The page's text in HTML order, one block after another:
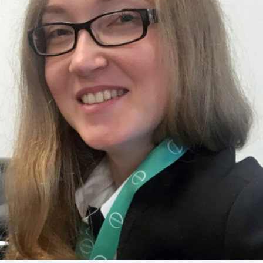
СТРУКТУРА
Президія НАН України
Апарат Президії
Секція фізико-технічних і математичних
Секція хімічних і біологічних наук
Секція суспільних і гуманітарних наук
Установи при Президії
Ради, комітети та комісії
Наукові центри МОН та НАН України
Громадські організації